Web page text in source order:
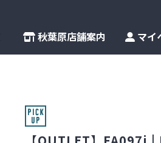
秋葉原店舗案内 マイ